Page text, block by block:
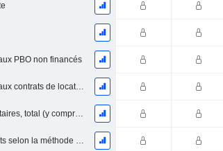
PBO non financés
Dette relative aux contrats de location
Intérêts minoritaires, total (y compris la division financière)
Investissements selon la méthode de la mise en équivalence, total